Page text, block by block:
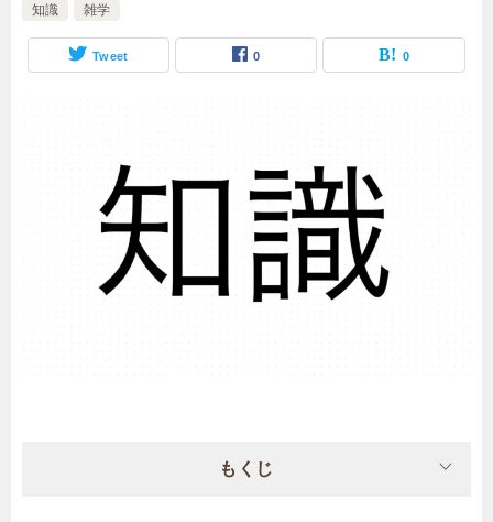
知識
雑学
Tweet 0 0
もくじ